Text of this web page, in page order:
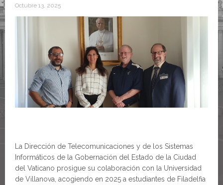
Octubre 13, 2025
La Dirección de Telecomunicaciones y de los Sistemas
Informáticos de la Gobernación del Estado de la Ciudad
del Vaticano prosigue su colaboración con la Universidad
de Villanova, acogiendo en 2025 a estudiantes de Filadelfia